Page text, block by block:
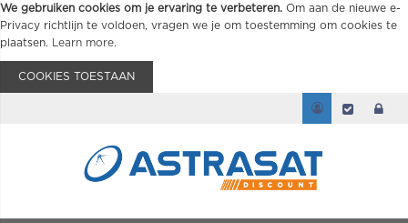
We gebruiken cookies om je ervaring te verbeteren. Om aan de nieuwe e-
Privacy richtlijn te voldoen, vragen we je om toestemming om cookies te
plaatsen.
Learn more.
COOKIES TOESTAAN